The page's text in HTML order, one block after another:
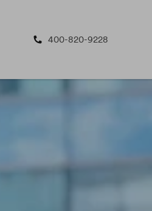
400-820-9228